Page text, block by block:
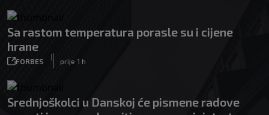
Sa rastom temperatura porasle su i cijene
hrane
FORBES
|
prije 1 h
Srednjoškolci u Danskoj će pismene radove